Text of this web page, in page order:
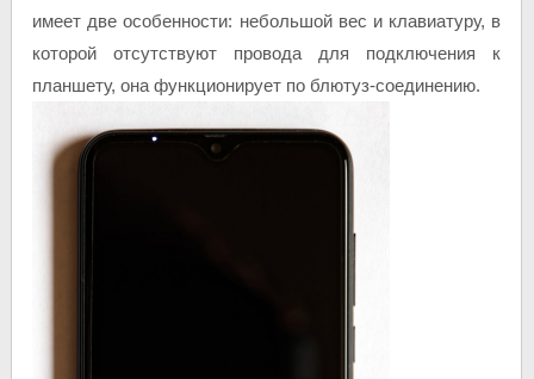
имеет две особенности: небольшой вес и клавиатуру, в
которой отсутствуют провода для подключения к
планшету, она функционирует по блютуз-соединению.